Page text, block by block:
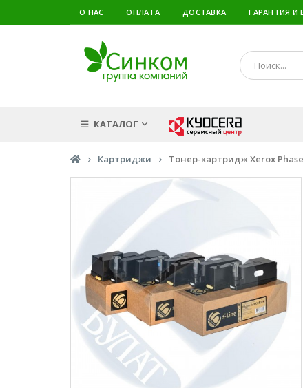
О НАС ОПЛАТА ДОСТАВКА ГАРАНТИЯ И
КАТАЛОГ
Картриджи Тонер-картридж Xerox Phaser